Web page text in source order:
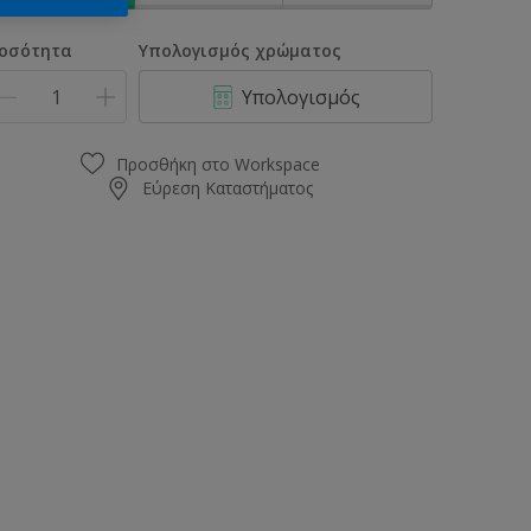
Υπολογισμός χρώματος
Υπολογισμός
Προσθήκη στο Workspace
Εύρεση Καταστήματος